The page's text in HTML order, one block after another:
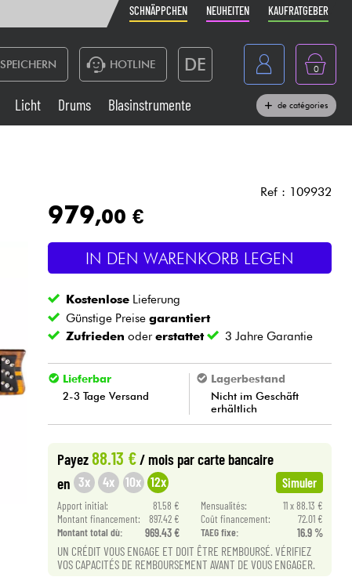
SCHNÄPPCHEN NEUHEITEN KAUFRATGEBER
SPEICHERN HOTLINE DE
Belgique
Nederland
0
Live-Sound
Blasinstrumente
Kabel & Zubehöre
Licht Drums Blasinstrumente de catégories
Ref : 109932
979,00 €
IN DEN WARENKORB LEGEN
Kostenlose Lieferung
Günstige Preisegarantiert
Zufrieden odererstattet 3 Jahre Garantie
Lieferbar
2-3 Tage Versand
Lagerbestand
Nicht im Geschäft
erhältlich
Payez 88.13 €/ mois par carte bancaire
en 3x 4x 10x 12x Simuler
Apport initial: 81.58 € Mensualités:
11 x 88.13 €
Montant financement:
897.42 € Coût financement:
72.01 €
Montant total dù:
969.43 € TAEG fixe: 16.9 %
UN CRÉDIT VOUS ENGAGE ET DOIT ÊTRE REMBOURSÉ. VÉRIFIEZ
VOS CAPACITÉS DE REMBOURSEMENT AVANT DE VOUS ENGAGER.